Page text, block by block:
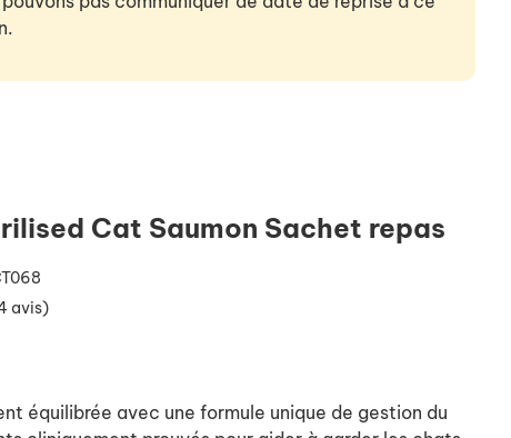
Cat Saumon Sachet repas
avis)
équilibrée avec une formule unique de gestion du